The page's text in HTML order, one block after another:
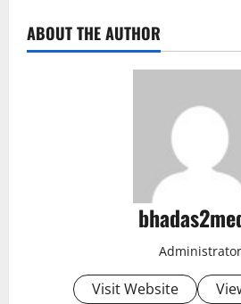
ABOUT THE AUTHOR
Administrator
Visit Website